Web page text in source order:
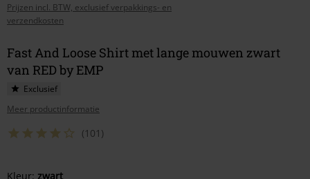
Prijzen incl. BTW, exclusief verpakkings- en
verzendkosten
Fast And Loose Shirt met lange mouwen zwart
van RED by EMP
Exclusief
Meer productinformatie
(101)
Kleur: zwart